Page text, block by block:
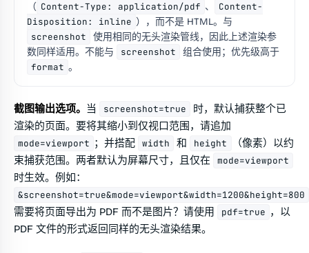
（ Content-Type: application/pdf 、
Content-
Disposition: inline ），而不是 HTML。与
screenshot
使用相同的无头渲染管线，因此上述渲染参
数同样适用。不能与
screenshot
组合使用；优先级高于
format 。
截图输出选项。 当 screenshot=true
时，默认捕获整个已
渲染的页面。要将其缩小到仅视口范围，请追加
mode=viewport ；并搭配 width 和 height
（像素）以约
束捕获范围。两者默认为屏幕尺寸，且仅在
mode=viewport
时生效。例如：
&screenshot=true&mode=viewport&width=1200&height=800
需要将页面导出为 PDF 而不是图片？请使用 pdf=true ，以
PDF 文件的形式返回同样的无头渲染结果。